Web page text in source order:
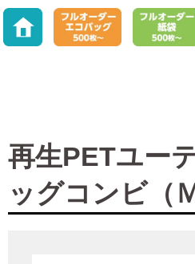
再生PETユー
ッグコンビ（